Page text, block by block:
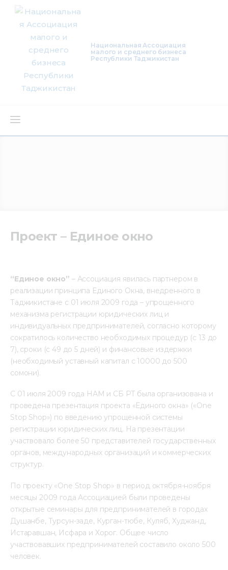
Национальная Ассоциация
малого и среднего бизнеса
Республики Таджикистан
О нас
Медиацентр
Контакты
Проект – Единое окно
“Единое окно” – Ассоциация явилась партнером в
реализации принципа Единого Окна, внедренного в
Таджикистане с 01 июля 2009 года – упрощенного
механизма регистрации юридических лиц и
индивидуальных предпринимателей, согласно которому
сократилось количество необходимых процедур (с 13 до
7), сроки (с 49 до 5 дней) и финансовые издержки
(необходимый уставный капитал с 10000 до 500
сомони).
С 01 июля 2009 года НАМ и СБ РТ была организована и
проведена презентация проекта «Единого окна» («One
Stop Shop») по введению упрощенной системы
регистрации юридических лиц. На презентации
участвовало более 50 представителей государственных
органов, международных организаций и коммерческих
структур.
По проекту «One Stop Shop» в период октября-ноября
месяцы 2009 года Ассоциацией были проведены
открытые семинары для предпринимателей в городах
Душанбе, Турсун-заде, Курган-тюбе, Куляб, Худжанд,
Истаравшан, Исфара и Хорог. Общее число
участвовавших предпринимателей составило около 500
человек.